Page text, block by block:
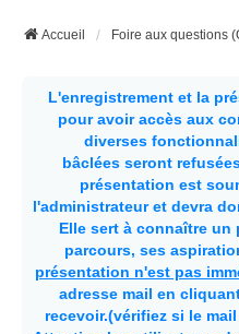
Accueil Foire aux questions
L'enregistrement et la
pour avoir accès aux
diverses
bâclées seront
présentation est
l'administrateur et devra
Elle sert à connaître un
parcours, ses
présentation n'est pas
adresse mail en
recevoir.(vérifiez si le